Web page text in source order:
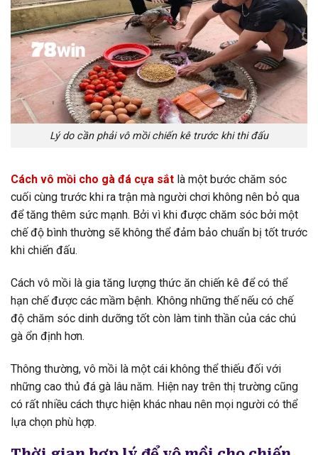
Lý do cần phải vô mồi chiến kê trước khi thi đấu
Cách vô mồi cho gà đá cựa sắt là một bước chăm sóc
cuối cùng trước khi ra trận mà người chơi không nên bỏ qua
để tăng thêm sức mạnh. Bởi vì khi được chăm sóc bởi một
chế độ bình thường sẽ không thể đảm bảo chuẩn bị tốt trước
khi chiến đấu.
Cách vô mồi là gia tăng lượng thức ăn chiến kê để có thể
hạn chế được các mầm bệnh. Không những thế nếu có chế
độ chăm sóc dinh dưỡng tốt còn làm tinh thần của các chú
gà ổn định hơn.
Thông thường, vô mồi là một cái không thể thiếu đối với
những cao thủ đá gà lâu năm. Hiện nay trên thị trường cũng
có rất nhiều cách thực hiện khác nhau nên mọi người có thể
lựa chọn phù hợp.